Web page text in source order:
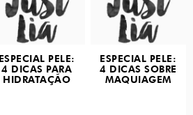
ESPECIAL PELE:
4 DICAS PARA
HIDRATAÇÃO
ESPECIAL PELE:
4 DICAS SOBRE
MAQUIAGEM